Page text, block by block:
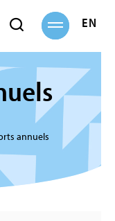
Ouvrir
barre
de
recherche
Ouvrir
la
navigation
annuels